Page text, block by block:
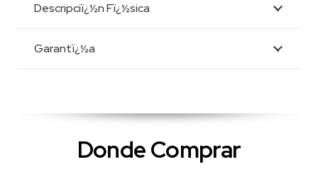
Descripciï¿½n Fï¿½sica
Garantï¿½a
Donde Comprar